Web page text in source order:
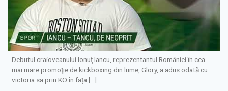
Debutul craioveanului Ionuţ Iancu, reprezentantul României în cea
mai mare promoţie de kickboxing din lume, Glory, a adus odată cu
victoria sa prin KO în fața […]